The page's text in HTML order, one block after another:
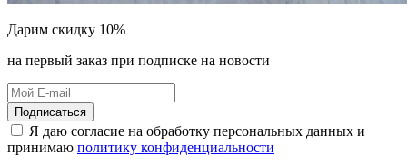
Дарим скидку 10%
на первый заказ при подписке на новости
Подписаться
Я даю согласие на обработку персональных данных и
принимаю политику конфиденциальности